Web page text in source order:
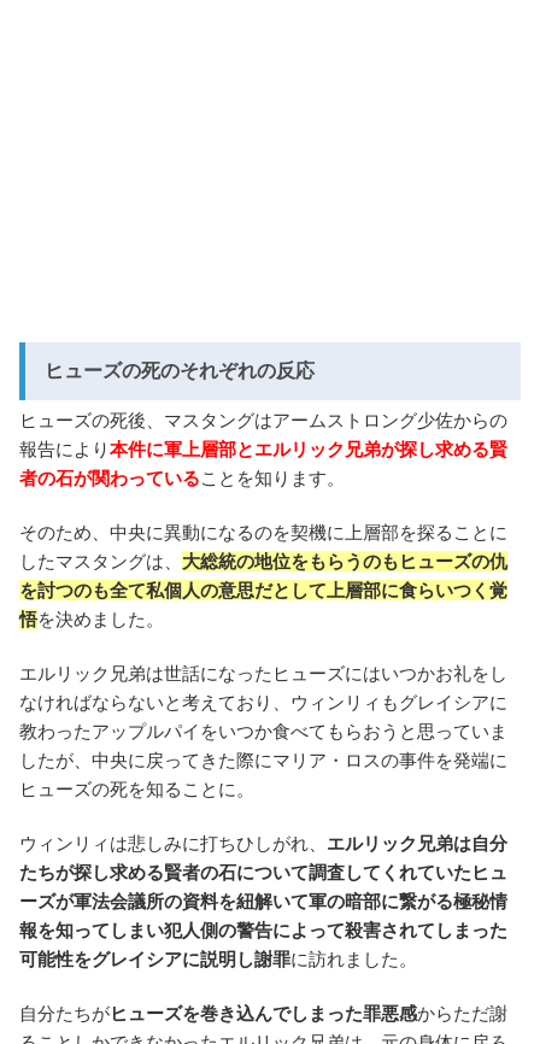
ヒューズの死のそれぞれの反応
ヒューズの死後、マスタングはアームストロング少佐からの
報告により本件に軍上層部とエルリック兄弟が探し求める賢
者の石が関わっていることを知ります。
そのため、中央に異動になるのを契機に上層部を探ることに
したマスタングは、 大総統の地位をもらうのもヒューズの仇
を討つのも全て私個人の意思だとして上層部に食らいつく覚
悟を決めました。
エルリック兄弟は世話になったヒューズにはいつかお礼をし
なければならないと考えており、ウィンリィもグレイシアに
教わったアップルパイをいつか食べてもらおうと思っていま
したが、中央に戻ってきた際にマリア・ロスの事件を発端に
ヒューズの死を知ることに。
ウィンリィは悲しみに打ちひしがれ、 エルリック兄弟は自分
たちが探し求める賢者の石について調査してくれていたヒュ
ーズが軍法会議所の資料を紐解いて軍の暗部に繋がる極秘情
報を知ってしまい犯人側の警告によって殺害されてしまった
可能性をグレイシアに説明し謝罪に訪れました。
自分たちがヒューズを巻き込んでしまった罪悪感からただ謝